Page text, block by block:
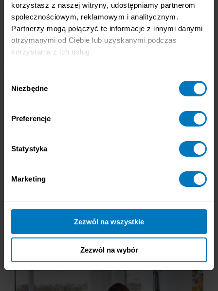
korzystasz z naszej witryny, udostępniamy partnerom
społecznościowym, reklamowym i analitycznym.
Partnerzy mogą połączyć te informacje z innymi danymi
otrzymanymi od Ciebie lub uzyskanymi podczas
korzystania z ich usług.
zgody
Niezbędne
Preferencje
Statystyka
Marketing
Zezwól na wszystkie
Zezwól na wybór
słuchu
Przeczytaj więcej